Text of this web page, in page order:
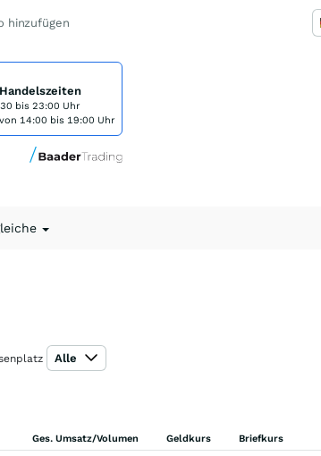
hinzufügen
bis 23:00 Uhr
14:00 bis 19:00 Uhr
Alle
Ges. Umsatz/Volumen Geldkurs Briefkurs